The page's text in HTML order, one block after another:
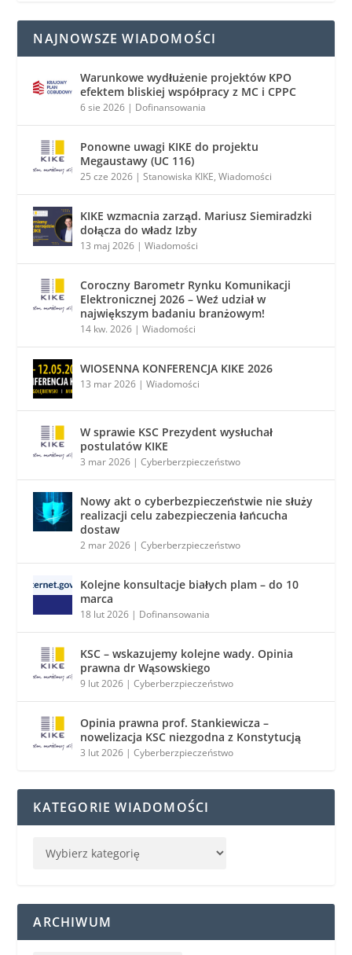
NAJNOWSZE WIADOMOŚCI
Warunkowe wydłużenie projektów KPO
efektem bliskiej współpracy z MC i CPPC
6 sie 2026 | Dofinansowania
Ponowne uwagi KIKE do projektu
Megaustawy (UC 116)
25 cze 2026 |Stanowiska KIKE,Wiadomości
KIKE wzmacnia zarząd. Mariusz Siemiradzki
dołącza do władz Izby
13 maj 2026 |Wiadomości
Coroczny Barometr Rynku Komunikacji
Elektronicznej 2026 – Weź udział w
największym badaniu branżowym!
14 kw. 2026 |Wiadomości
WIOSENNA KONFERENCJA KIKE 2026
13 mar 2026 |Wiadomości
W sprawie KSC Prezydent wysłuchał
postulatów KIKE
3 mar 2026 |Cyberberzpieczeństwo
Nowy akt o cyberbezpieczeństwie nie służy
realizacji celu zabezpieczenia łańcucha
dostaw
2 mar 2026 |Cyberberzpieczeństwo
Kolejne konsultacje białych plam – do 10
marca
18 lut 2026 | Dofinansowania
KSC – wskazujemy kolejne wady. Opinia
prawna dr Wąsowskiego
9 lut 2026 |Cyberberzpieczeństwo
Opinia prawna prof. Stankiewicza –
nowelizacja KSC niezgodna z Konstytucją
3 lut 2026 |Cyberberzpieczeństwo
KATEGORIE WIADOMOŚCI
ARCHIWUM